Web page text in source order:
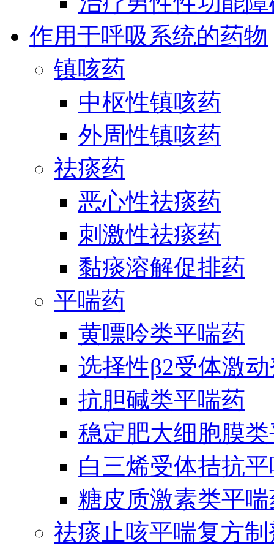
作用于呼吸系统的药物
镇咳药
中枢性镇咳药
外周性镇咳药
祛痰药
恶心性祛痰药
刺激性祛痰药
黏痰溶解促排药
平喘药
黄嘌呤类平喘药
选择性β2受体激
抗胆碱类平喘药
稳定肥大细胞膜
白三烯受体拮抗
糖皮质激素类平
祛痰止咳平喘复方制